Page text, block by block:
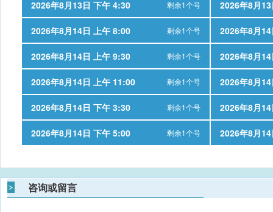
剩余1个号
2026年8月13日 下午 4:30 2026年8月
剩余1个号
2026年8月14日 上午 8:00 2026年8月
剩余1个号
2026年8月14日 上午 9:30 2026年8月
剩余1个号
2026年8月14日 上午 11:00 2026年8月
剩余1个号
2026年8月14日 下午 3:30 2026年8月
剩余1个号
2026年8月14日 下午 5:00 2026年8月